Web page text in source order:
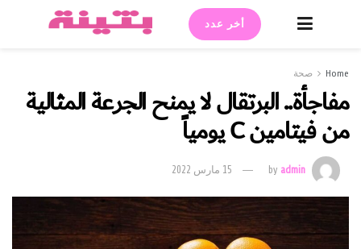
أخر عدد
Home صحة
مفاجأة.. البرتقال لا يمنح الجرعة المثالية
من فيتامين C يومياً
byadmin 15 مارس 2022